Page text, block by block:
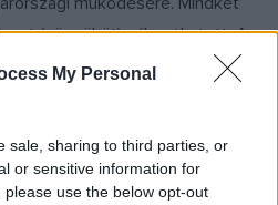
My Personal
sale, sharing to third parties, or
or sensitive information for
use the below opt-out
(püspököt) választhatott. A
beosztást is. Ezek
evangélikusság, illetve
dunántúli, tiszai
Gömör is), és bányai kerület